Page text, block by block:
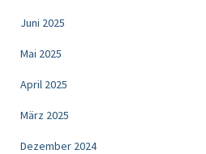
Juni 2025
Mai 2025
April 2025
März 2025
Dezember 2024